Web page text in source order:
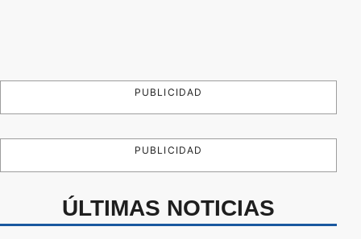
PUBLICIDAD
PUBLICIDAD
ÚLTIMAS NOTICIAS